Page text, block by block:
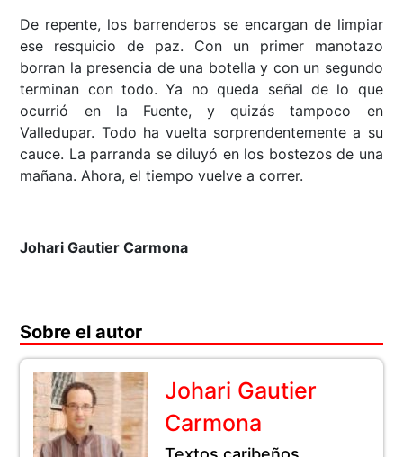
De repente, los barrenderos se encargan de limpiar
ese resquicio de paz. Con un primer manotazo
borran la presencia de una botella y con un segundo
terminan con todo. Ya no queda señal de lo que
ocurrió en la Fuente, y quizás tampoco en
Valledupar. Todo ha vuelta sorprendentemente a su
cauce. La parranda se diluyó en los bostezos de una
mañana. Ahora, el tiempo vuelve a correr.
Johari Gautier Carmona
Sobre el autor
Johari Gautier
Carmona